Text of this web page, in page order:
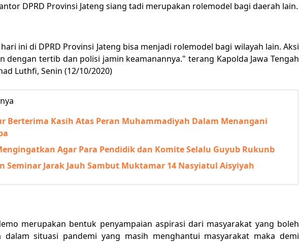
DPRD Provinsi Jateng siang tadi merupakan rolemodel bagi daerah lain.
ini di DPRD Provinsi Jateng bisa menjadi rolemodel bagi wilayah lain. Aksi
dengan tertib dan polisi jamin keamanannya." terang Kapolda Jawa Tengah
Luthfi, Senin (12/10/2020)
Berterima Kasih Atas Peran Muhammadiyah Dalam Menangani
Agar Para Pendidik dan Komite Selalu Guyub Rukunb
Seminar Jarak Jauh Sambut Muktamar 14 Nasyiatul Aisyiyah
merupakan bentuk penyampaian aspirasi dari masyarakat yang boleh
dalam situasi pandemi yang masih menghantui masyarakat maka demi